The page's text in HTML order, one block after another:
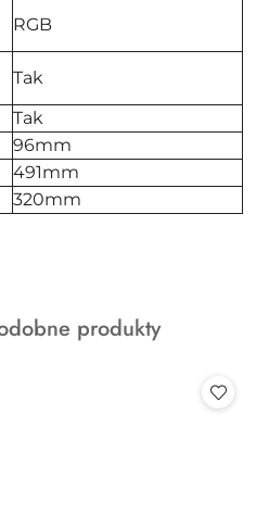
RGB
Tak
Tak
96mm
491mm
320mm
produkty